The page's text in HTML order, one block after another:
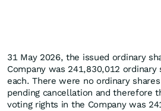
31 May 2026, the issued ordinary
Company was 241,830,012 ordinary
each. There were no ordinary
pending cancellation and therefore
voting rights in the Company was